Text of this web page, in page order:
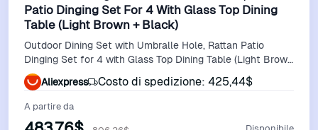
Patio Dinging Set For 4 With Glass Top Dining
Table (Light Brown + Black)
Outdoor Dining Set with Umbralle Hole, Rattan Patio
Dinging Set for 4 with Glass Top Dining Table (Light Brown
+ Black)
Aliexpress Costo di spedizione: 425,44$
A partire da